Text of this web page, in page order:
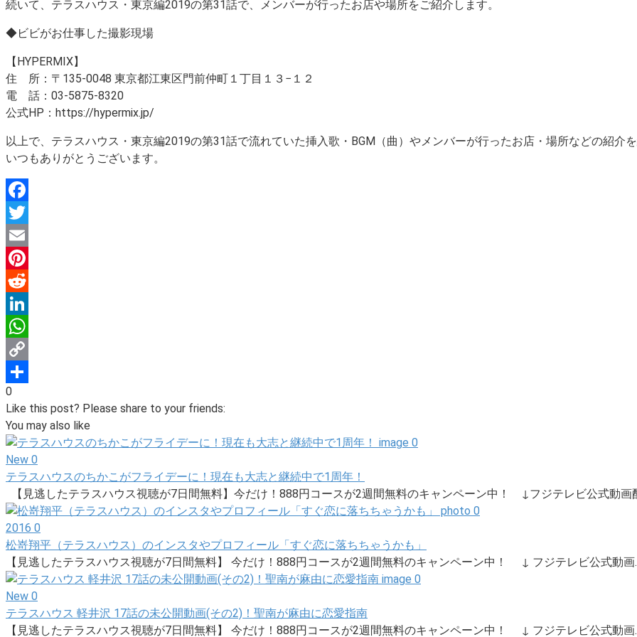
続いて、テラスハウス・東京編2019の第31話で、メンバーが行ったお店や場所をご紹介します。
◆ビビがお仕事した撮影現場
【HYPERMIX】
住 所：〒135-0048 東京都江東区門前仲町１丁目１３−１２
電 話：03-5875-8320
公式HP：https://hypermix.jp/
以上で、テラスハウス・東京編2019の第31話で流れていた挿入歌・BGM（曲）やメンバーが行ったお店・場所などの紹介を
いつもありがとうございます。
Facebook
Twitter
Email
Pinterest
Reddit
LinkedIn
WhatsApp
Copy
Link
Share
0
Like this post? Please share to your friends:
You may also like
New 0
テラスハウスのちかこがフライデーに！現在も大志と継続中で1周年！
【見逃したテラスハウス視聴が7日間無料】今だけ！888円コースが2週間無料のキャンペーン中！ ↓フジテレビ公式動画
2016 0
松嵜翔平（テラスハウス）のインスタやプロフィール「すぐ恋に落ちちゃうかも」
【見逃したテラスハウス視聴が7日間無料】 今だけ！888円コースが2週間無料のキャンペーン中！ ↓ フジテレビ公式動画
New 0
テラスハウス 軽井沢 17話の未公開動画(その2)！聖南が麻由に恋愛指南
【見逃したテラスハウス視聴が7日間無料】 今だけ！888円コースが2週間無料のキャンペーン中！ ↓ フジテレビ公式動画